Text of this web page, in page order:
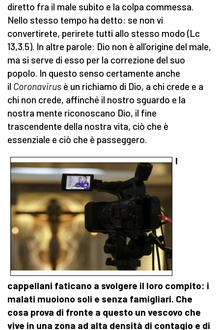
diretto fra il male subito e la colpa commessa.
Nello stesso tempo ha detto: se non vi
convertirete, perirete tutti allo stesso modo (Lc
13,3.5). In altre parole: Dio non è all’origine del male,
ma si serve di esso per la correzione del suo
popolo. In questo senso certamente anche
il Coronavirus è un richiamo di Dio, a chi crede e a
chi non crede, affinché il nostro sguardo e la
nostra mente riconoscano Dio, il fine
trascendente della nostra vita, ciò che è
essenziale e ciò che è passeggero.
I
cappellani faticano a svolgere il loro compito: i
malati muoiono soli e senza famigliari. Che
cosa prova di fronte a questo un vescovo che
vive in una zona ad alta densità di contagio e di